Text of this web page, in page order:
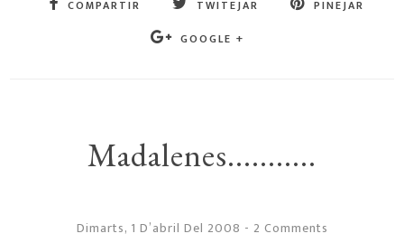
COMPARTIR TWITEJAR
PINEJAR
GOOGLE +
Madalenes...........
Dimarts, 1 D’abril Del 2008 - 2 Comments